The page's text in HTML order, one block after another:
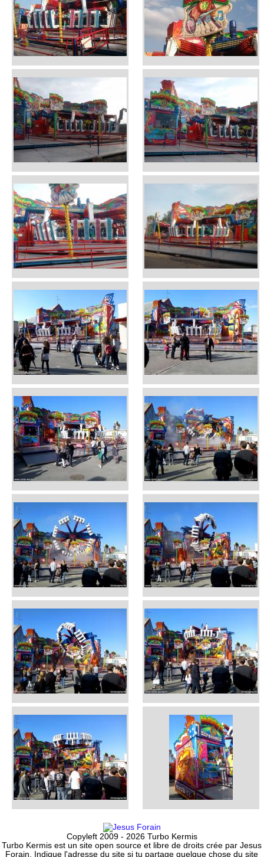
Copyleft 2009 - 2026 Turbo Kermis
Turbo Kermis est un site open source et libre de droits crée par Jesus
Forain. Indique l'adresse du site si tu partage quelque chose du site